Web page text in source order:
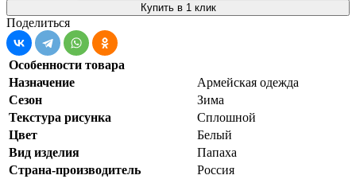
Купить в 1 клик
Поделиться
Особенности товара
Назначение
Армейская одежда
Сезон
Зима
Текстура рисунка
Сплошной
Цвет
Белый
Вид изделия
Папаха
Страна-производитель
Россия